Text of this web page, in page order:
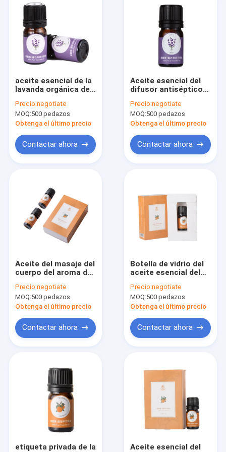
Productos
Vídeos
Sobre nosotros
éntrenos en contacto con
Noticias
Máquinas del aire del olor
Máquina del difusor del olor de la HVAC
aceite esencial de la
lavanda orgánica del
hogar
Precio:negotiate
MOQ:500 pedazos
Obtenga el último precio
Contactar ahora
Aceite esencial del
difusor antiséptico
lavanda para la ducha
Precio:negotiate
MOQ:500 pedazos
Obtenga el último precio
Contactar ahora
Aceite del masaje del
cuerpo del aroma de
naturales 2ml para el
cuidado de piel
Precio:negotiate
MOQ:500 pedazos
Obtenga el último precio
Contactar ahora
Botella de vidrio del
aceite esencial del
OEM 2ml para el
cuidado de piel
Precio:negotiate
MOQ:500 pedazos
Obtenga el último precio
Contactar ahora
etiqueta privada de la
Aceite esencial del